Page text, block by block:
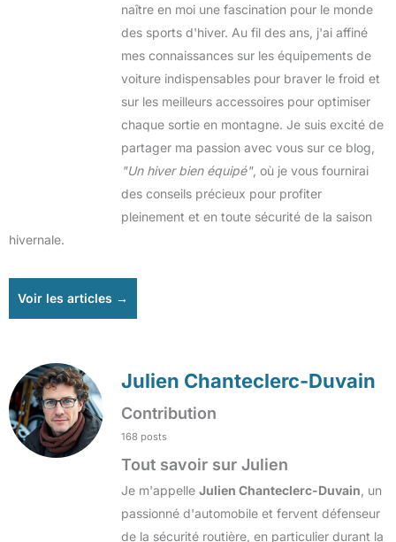
naître en moi une fascination pour le monde
des sports d'hiver. Au fil des ans, j'ai affiné
mes connaissances sur les équipements de
voiture indispensables pour braver le froid et
sur les meilleurs accessoires pour optimiser
chaque sortie en montagne. Je suis excité de
partager ma passion avec vous sur ce blog,
"Un hiver bien équipé", où je vous fournirai
des conseils précieux pour profiter
pleinement et en toute sécurité de la saison
hivernale.
Voir les articles →
Julien Chanteclerc-Duvain
Contribution
168 posts
Tout savoir sur Julien
Je m'appelle Julien Chanteclerc-Duvain, un
passionné d'automobile et fervent défenseur
de la sécurité routière, en particulier durant la